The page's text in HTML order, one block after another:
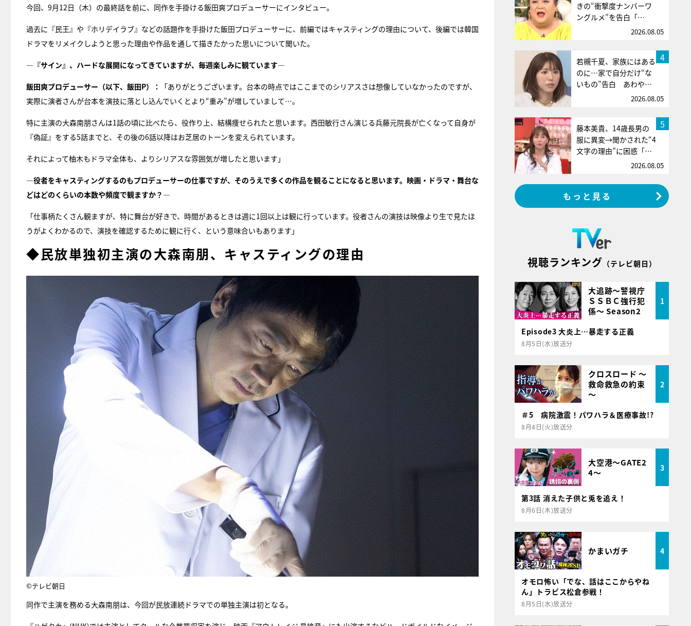
今回、9月12日（木）の最終話を前に、同作を手掛ける飯田爽プロデューサーにインタビュー。
過去に『民王』や『ホリデイラブ』などの話題作を手掛けた飯田プロデューサーに、前編ではキャスティングの理由について、後編では韓国
ドラマをリメイクしようと思った理由や作品を通して描きたかった思いについて聞いた。
―『サイン』、ハードな展開になってきていますが、毎週楽しみに観ています―
飯田爽プロデューサー（以下、飯田P）：
「ありがとうございます。台本の時点ではここまでのシリアスさは想像していなかったのですが、
実際に演者さんが台本を演技に落とし込んでいくとより“重み”が増していまして…。
特に主演の大森南朋さんは1話の頃に比べたら、役作り上、結構痩せられたと思います。西田敏行さん演じる兵藤元院長が亡くなって自身が
『偽証』をする5話までと、その後の6話以降はお芝居のトーンを変えられています。
それによって柚木もドラマ全体も、よりシリアスな雰囲気が増したと思います」
―役者をキャスティングするのもプロデューサーの仕事ですが、そのうえで多くの作品を観ることになると思います。映画・ドラマ・舞台な
どはどのくらいの本数や頻度で観ますか？―
「仕事柄たくさん観ますが、特に舞台が好きで、時間があるときは週に1回以上は観に行っています。役者さんの演技は映像より生で見たほ
うがよくわかるので、演技を確認するために観に行く、という意味合いもあります」
◆民放単独初主演の大森南朋、キャスティングの理由
©テレビ朝日
同作で主演を務める大森南朋は、今回が民放連続ドラマでの単独主演は初となる。
きの“衝撃度ナンバーワ
ングルメ”を告白「…
2026.08.05
4
若槻千夏、家族にはある
のに…家で自分だけ“な
いもの”告白 あわや…
2026.08.05
5
藤本美貴、14歳長男の
服に異変→聞かされた“4
文字の理由”に困惑「…
2026.08.05
もっと見る
視聴ランキング （テレビ朝日）
大追跡～警視庁
ＳＳＢＣ強行犯
係～ Season2
1
Episode3 大炎上…暴走する正義
8月5日(水)放送分
クロスロード ～
救命救急の約束
～
2
＃5 病院激震！パワハラ＆医療事故!?
8月4日(火)放送分
大空港～GATE2
4～
3
第3話 消えた子供と兎を追え！
8月6日(木)放送分
かまいガチ 4
オモロ怖い「でな、話はここからやね
ん」トラビス松倉参戦！
8月5日(水)放送分